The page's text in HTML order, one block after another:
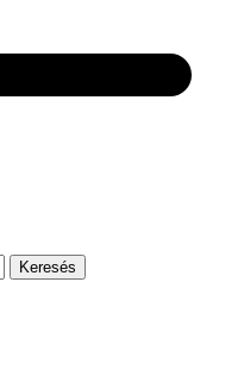
Keresés